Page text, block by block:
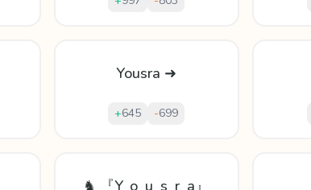
Yousra ➜
+645 -699
♞ 『Y_o_u_s_r_a』